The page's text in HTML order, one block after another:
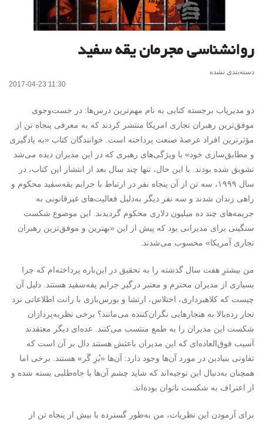
روانشناسی مجرمان یقه سفید
دسته‌بندی نشده
2017-04-23 11:30
دو مدیریاب برجسته کتابی به نام مهم‌ترین درس‌ها: در جست‌وجوی
موفق‌ترین رهبران تجاری امریکا منتشر کردند که به معرفی پنجاه تن از
مؤثرترین افراد عرصۀ صنعت پرداخته است. خوانندگان کتاب «به یادگیری
و مطابق‌سازی خود» با ویژگی‌های رهبری که در این مدیران دیده می‌شد
تشویق شده بودند. با این حال، تنها چند سال بعد از انتشار این کتاب، در
سال ۱۹۹۹، سه تن از آن پنجاه نفر در ارتباط با جرایم یقه‌سفید محکوم و
راهی زندان شدند و سه نفر دیگر به‌دلیل فعالیت‌های غیرقانونی به
جریمه‌های چند ده میلیون دلاری محکوم گردیدند. این موضوع شکست
سنگینی برای مدیرانی بود که پیش از این «بهترین و موفق‌ترین رهبران
تجاری آمریکا» محسوب می‌شدند.
من بیشترِ هفت سال گذشته را به تحقیق در این‌باره پرداخته‌ام که چرا
بسیاری از مدیران محترم و معتبر درگیر جرایم یقه‌سفید هستند. دلیل آن
چیست که کلاهبرداری، اختلاس، ارتشا و بورس‌بازی با رانت اطلاعاتی نزد
تجار رده‌بالا به هنجارهایی نگران‌کننده می‌مانند؟ برخی نظریه‌پردازان
شکست این مدیران را به طمع منتسب می‌کنند. عده‌ای دیگر معتقدند
آسیب فوق‌العاده‌ای که این مدیران باعثش هستند دال بر آن است که
تفاوتی بنیادین در مورد آن‌ها وجود دارد: آن‌ها «بُزِ گَر» هستند. برخی اما
همچنان به‌دنبال این توجیه‌اند که شاید چشم آن‌ها با جاه‌طلبی بسته شده و
از اعتراف به شکست ناتوان بوده‌اند.
برای آزمودن این نظریات، من به‌طور گسترده با بیش از پنجاه تن از